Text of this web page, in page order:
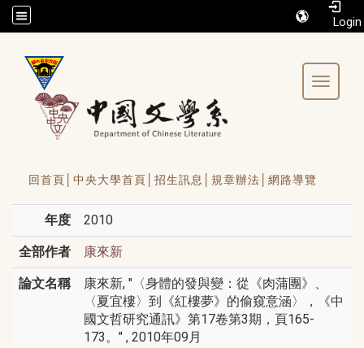
/accesskey"" title="Toolbar">:::
Toggle
回首頁│ 中央大學首頁│ 招生訊息│ 規章辦法│ 網路導覽
年度 2010
全部作者 康來新
論文名稱
康來新, "〈身體的發與變：從《肉蒲團》、
〈夏宜樓〉到《紅樓夢》的偷窺意涵〉，《中
國文哲研究通訊》第17卷第3期，頁165-
173。" , 2010年09月